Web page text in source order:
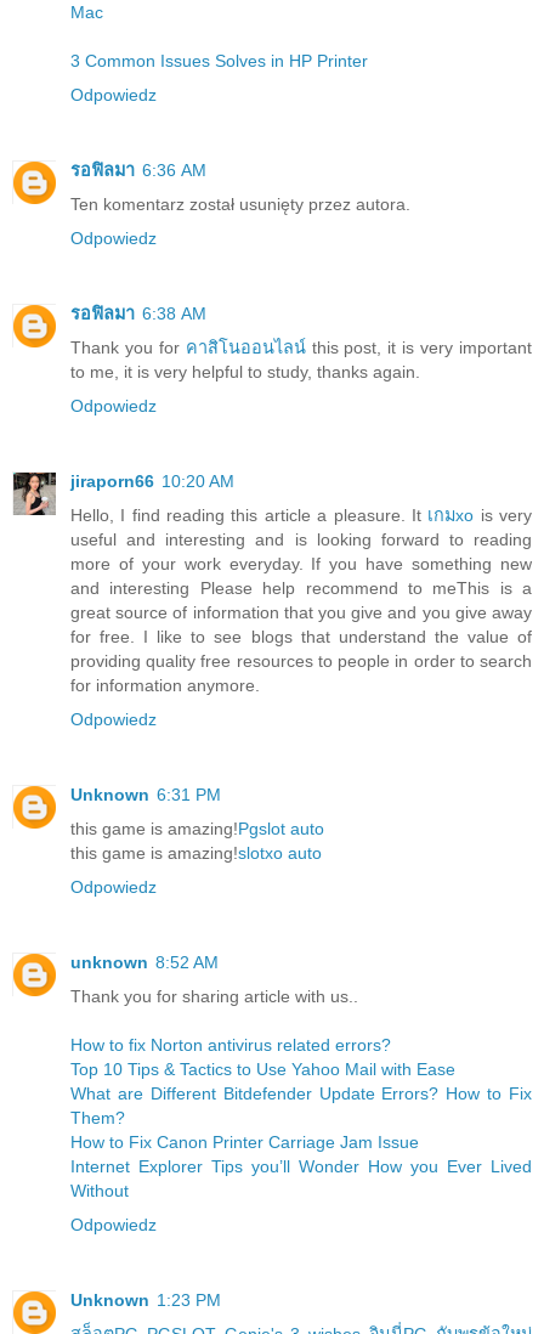
Mac
3 Common Issues Solves in HP Printer
Odpowiedz
รอฟิลมา 6:36 AM
Ten komentarz został usunięty przez autora.
Odpowiedz
รอฟิลมา 6:38 AM
Thank you for คาสิโนออนไลน์this post, it is very important
to me, it is very helpful to study, thanks again.
Odpowiedz
jiraporn66 10:20 AM
Hello, I find reading this article a pleasure. It เกมxo is very
useful and interesting and is looking forward to reading
more of your work everyday. If you have something new
and interesting Please help recommend to meThis is a
great source of information that you give and you give away
for free. I like to see blogs that understand the value of
providing quality free resources to people in order to search
for information anymore.
Odpowiedz
Unknown 6:31 PM
this game is amazing!Pgslot auto
this game is amazing!slotxo auto
Odpowiedz
unknown 8:52 AM
Thank you for sharing article with us..
How to fix Norton antivirus related errors?
Top 10 Tips & Tactics to Use Yahoo Mail with Ease
What are Different Bitdefender Update Errors? How to Fix
Them?
How to Fix Canon Printer Carriage Jam Issue
Internet Explorer Tips you’ll Wonder How you Ever Lived
Without
Odpowiedz
Unknown 1:23 PM